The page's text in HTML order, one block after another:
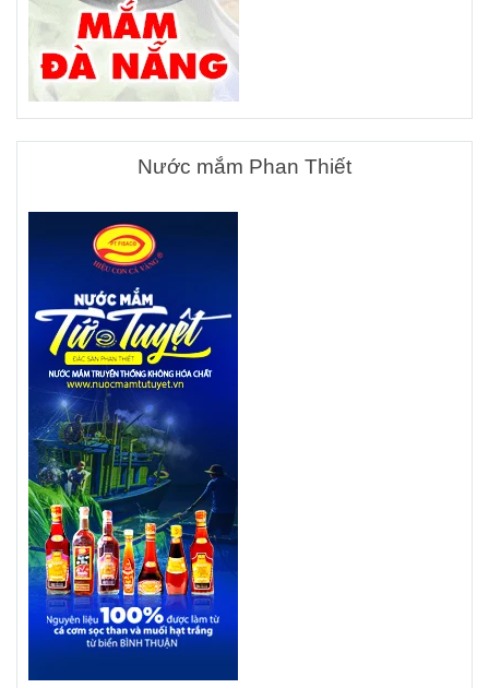
Nước mắm Phan Thiết